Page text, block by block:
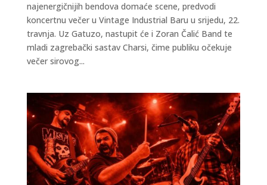
najenergičnijih bendova domaće scene, predvodi
koncertnu večer u Vintage Industrial Baru u srijedu, 22.
travnja. Uz Gatuzo, nastupit će i Zoran Čalić Band te
mladi zagrebački sastav Charsi, čime publiku očekuje
večer sirovog...